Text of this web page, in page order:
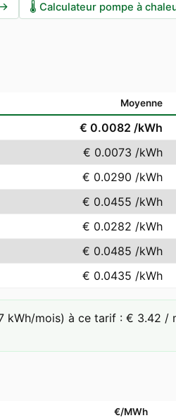
→ 🌡️ Calculateur pompe à
Moyenne
€ 0.0082 /kWh
€ 0.0073 /kWh
€ 0.0290 /kWh
€ 0.0455 /kWh
€ 0.0282 /kWh
€ 0.0485 /kWh
€ 0.0435 /kWh
mois) à ce tarif : € 3.42 /
€/MWh